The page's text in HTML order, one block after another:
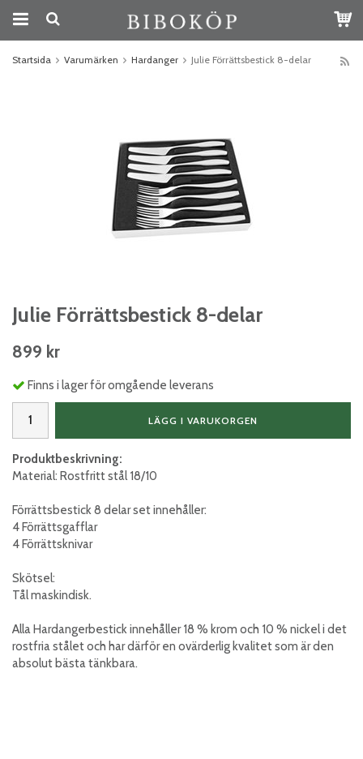
Startsida Varumärken Hardanger Julie Förrättsbestick 8-delar
Julie Förrättsbestick 8-delar
899 kr
Finns i lager för omgående leverans
LÄGG I VARUKORGEN
Produktbeskrivning:
Material: Rostfritt stål 18/10
Förrättsbestick 8 delar set innehåller:
4 Förrättsgafflar
4 Förrättsknivar
Skötsel:
Tål maskindisk.
Alla Hardangerbestick innehåller 18 % krom och 10 % nickel i det
rostfria stålet och har därför en ovärderlig kvalitet som är den
absolut bästa tänkbara.